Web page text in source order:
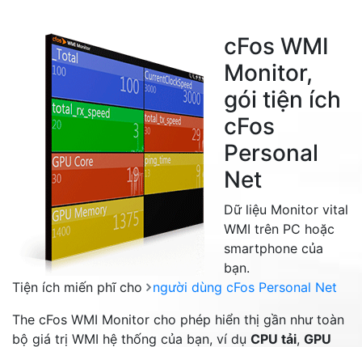
cFos WMI
Monitor,
gói tiện ích
cFos
Personal
Net
Dữ liệu Monitor vital
WMI trên PC hoặc
smartphone của
bạn.
Tiện ích miến phĩ cho
người dùng cFos Personal Net
The cFos WMI Monitor cho phép hiển thị gần như toàn
bộ giá trị WMI hệ thống của bạn, ví dụ CPU tải, GPU